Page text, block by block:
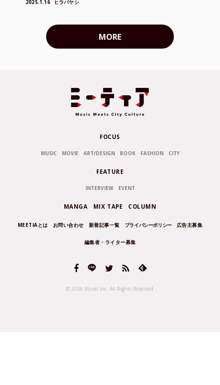
2025.1.16 ヒラバヤシ
MORE
FOCUS
MUSIC MOVIE ART/DESIGN BOOK FASHION CITY
FEATURE
INTERVIEW EVENT
MANGA MIX TAPE COLUMN
MEETIAとは お問い合わせ 新着記事一覧 プライバシーポリシー 広告主募集
編集者・ライター募集
© 2026 Mural Inc. All Rights Reserved.